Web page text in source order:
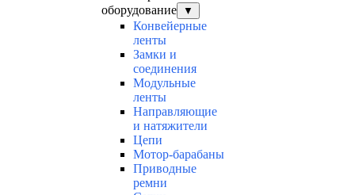
оборудование
▼
Конвейерные
ленты
Замки и
соединения
Модульные
ленты
Направляющие
и натяжители
Цепи
Мотор-барабаны
Приводные
ремни